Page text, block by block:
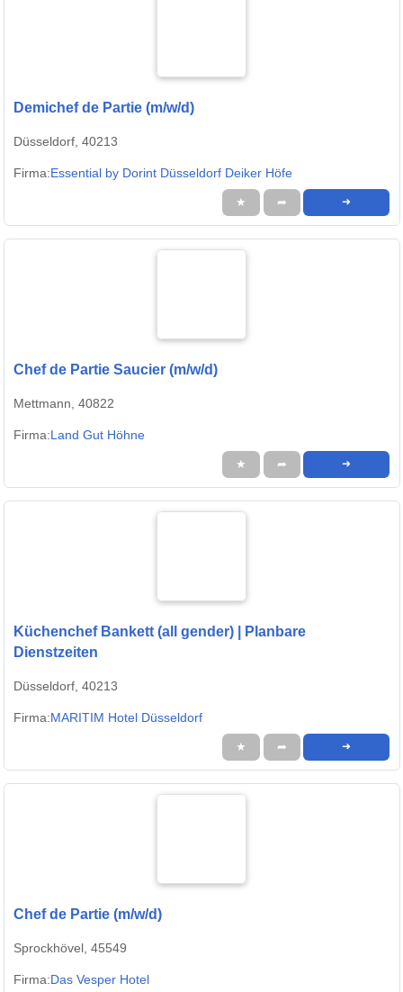
Demichef de Partie (m/w/d)
Düsseldorf, 40213
Firma:Essential by Dorint Düsseldorf Deiker Höfe
★ ➦ ➜
Chef de Partie Saucier (m/w/d)
Mettmann, 40822
Firma:Land Gut Höhne
★ ➦ ➜
Küchenchef Bankett (all gender) | Planbare
Dienstzeiten
Düsseldorf, 40213
Firma:MARITIM Hotel Düsseldorf
★ ➦ ➜
Chef de Partie (m/w/d)
Sprockhövel, 45549
Firma:Das Vesper Hotel